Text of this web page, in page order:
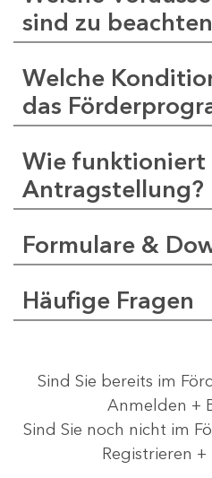
sind zu
Welche
das
Wie funktioniert
Antragstellung?
Formulare &
Häufige Fragen
Sind Sie bereits im
Anmelden +
Sind Sie noch nicht im
Registrieren